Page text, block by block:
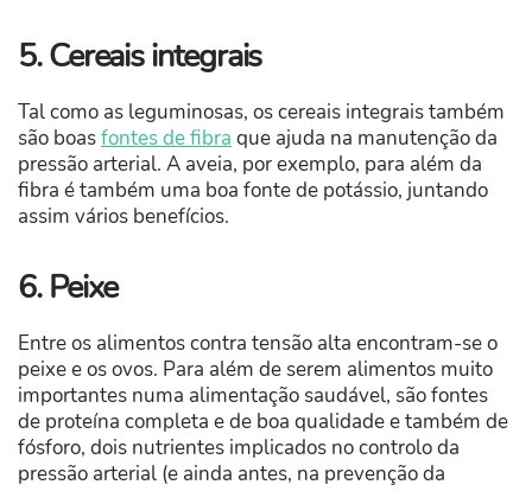
5. Cereais integrais
Tal como as leguminosas, os cereais integrais também
são boasfontes de fibra que ajuda na manutenção da
pressão arterial. A aveia, por exemplo, para além da
fibra é também uma boa fonte de potássio, juntando
assim vários benefícios.
6. Peixe
Entre os alimentos contra tensão alta encontram-se o
peixe e os ovos. Para além de serem alimentos muito
importantes numa alimentação saudável, são fontes
de proteína completa e de boa qualidade e também de
fósforo, dois nutrientes implicados no controlo da
pressão arterial (e ainda antes, na prevenção da